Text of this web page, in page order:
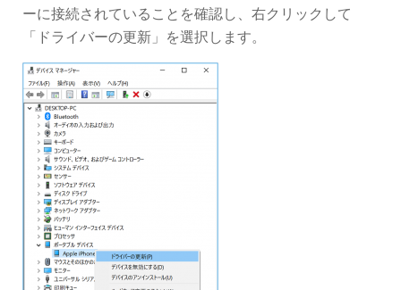
ーに接続されていることを確認し、右クリックして
「ドライバーの更新」を選択します。